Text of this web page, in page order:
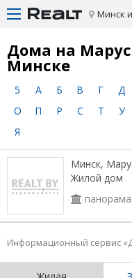
Минск
Дома на
Минске
5 А Б В Г Д
О
П Р С Т У
Я
Минск,
Жилой дом
панорама
Информационный сервис